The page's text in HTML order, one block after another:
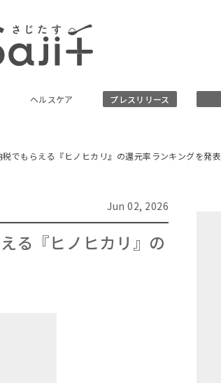
ヘルスケア プレスリリース
税でもらえる『ヒノヒカリ』の還元率ランキングを発表
Jun 02, 2026
る『ヒノヒカリ』の